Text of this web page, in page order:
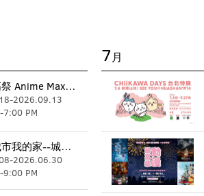
動漫最高祭 Anime Max Festival
-2026.09.13
-7:00 PM
《你的城市我的家--城市鳥巢展》
-2026.06.30
-9:00 PM
7 月